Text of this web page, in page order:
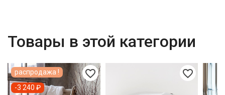
Товары в этой категории
favorite_border
распродажа !
-3 240 ₽
favorite_border